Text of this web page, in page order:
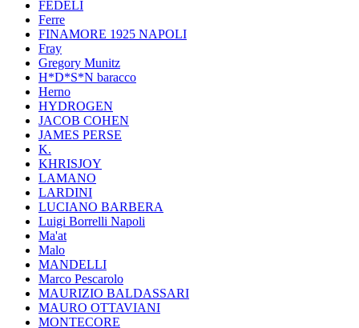
FEDELI
Ferre
FINAMORE 1925 NAPOLI
Fray
Gregory Munitz
H*D*S*N baracco
Herno
HYDROGEN
JACOB COHEN
JAMES PERSE
K.
KHRISJOY
LAMANO
LARDINI
LUCIANO BARBERA
Luigi Borrelli Napoli
Ma'at
Malo
MANDELLI
Marco Pescarolo
MAURIZIO BALDASSARI
MAURO OTTAVIANI
MONTECORE